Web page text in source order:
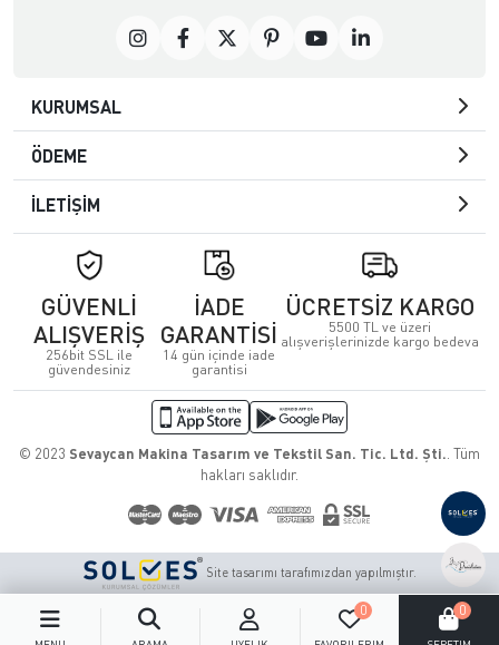
0 0
KURUMSAL
ÖDEME
İLETİŞİM
GÜVENLİ
ALIŞVERİŞ
256bit SSL ile
güvendesiniz
İADE
GARANTİSİ
14 gün içinde iade
garantisi
ÜCRETSİZ KARGO
5500 TL ve üzeri
alışverişlerinizde kargo bedeva
© 2023 Sevaycan Makina Tasarım ve Tekstil San. Tic. Ltd. Şti.. Tüm
hakları saklıdır.
Site tasarımı tarafımızdan yapılmıştır.